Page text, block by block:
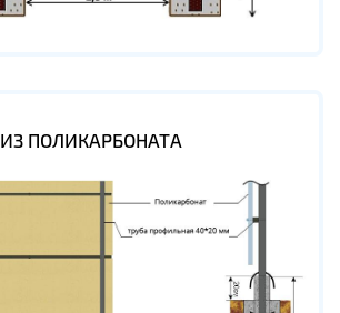
ИЗ ПОЛИКАРБОНАТА